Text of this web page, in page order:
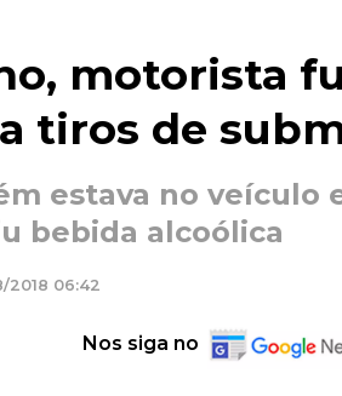
motorista
tiros de
estava no veículo
bebida alcoólica
2018 06:42
Nos siga no